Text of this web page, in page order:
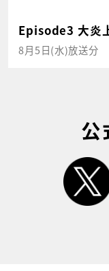
Episode3 大炎
8月5日(水)放送分
公